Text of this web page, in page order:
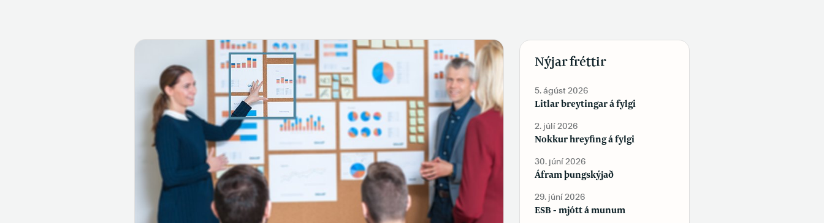
Nýjar fréttir
5. ágúst 2026
Litlar breytingar á fylgi
2. júlí 2026
Nokkur hreyfing á fylgi
30. júní 2026
Áfram þungskýjað
29. júní 2026
ESB - mjótt á munum